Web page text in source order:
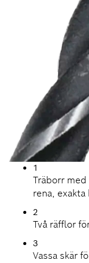
1
Träborr
rena, exakta
2
Två räfflor
3
Vassa skär